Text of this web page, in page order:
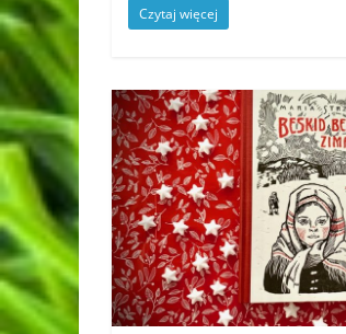
Czytaj więcej